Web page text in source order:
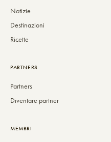
Notizie
Destinazioni
Ricette
PARTNERS
Partners
Diventare partner
MEMBRI